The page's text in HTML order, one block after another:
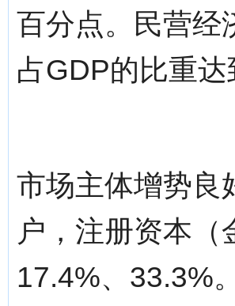
百分点。民营经
占GDP的比重
市场主体增势良
户，注册资本
17.4%、33.3%